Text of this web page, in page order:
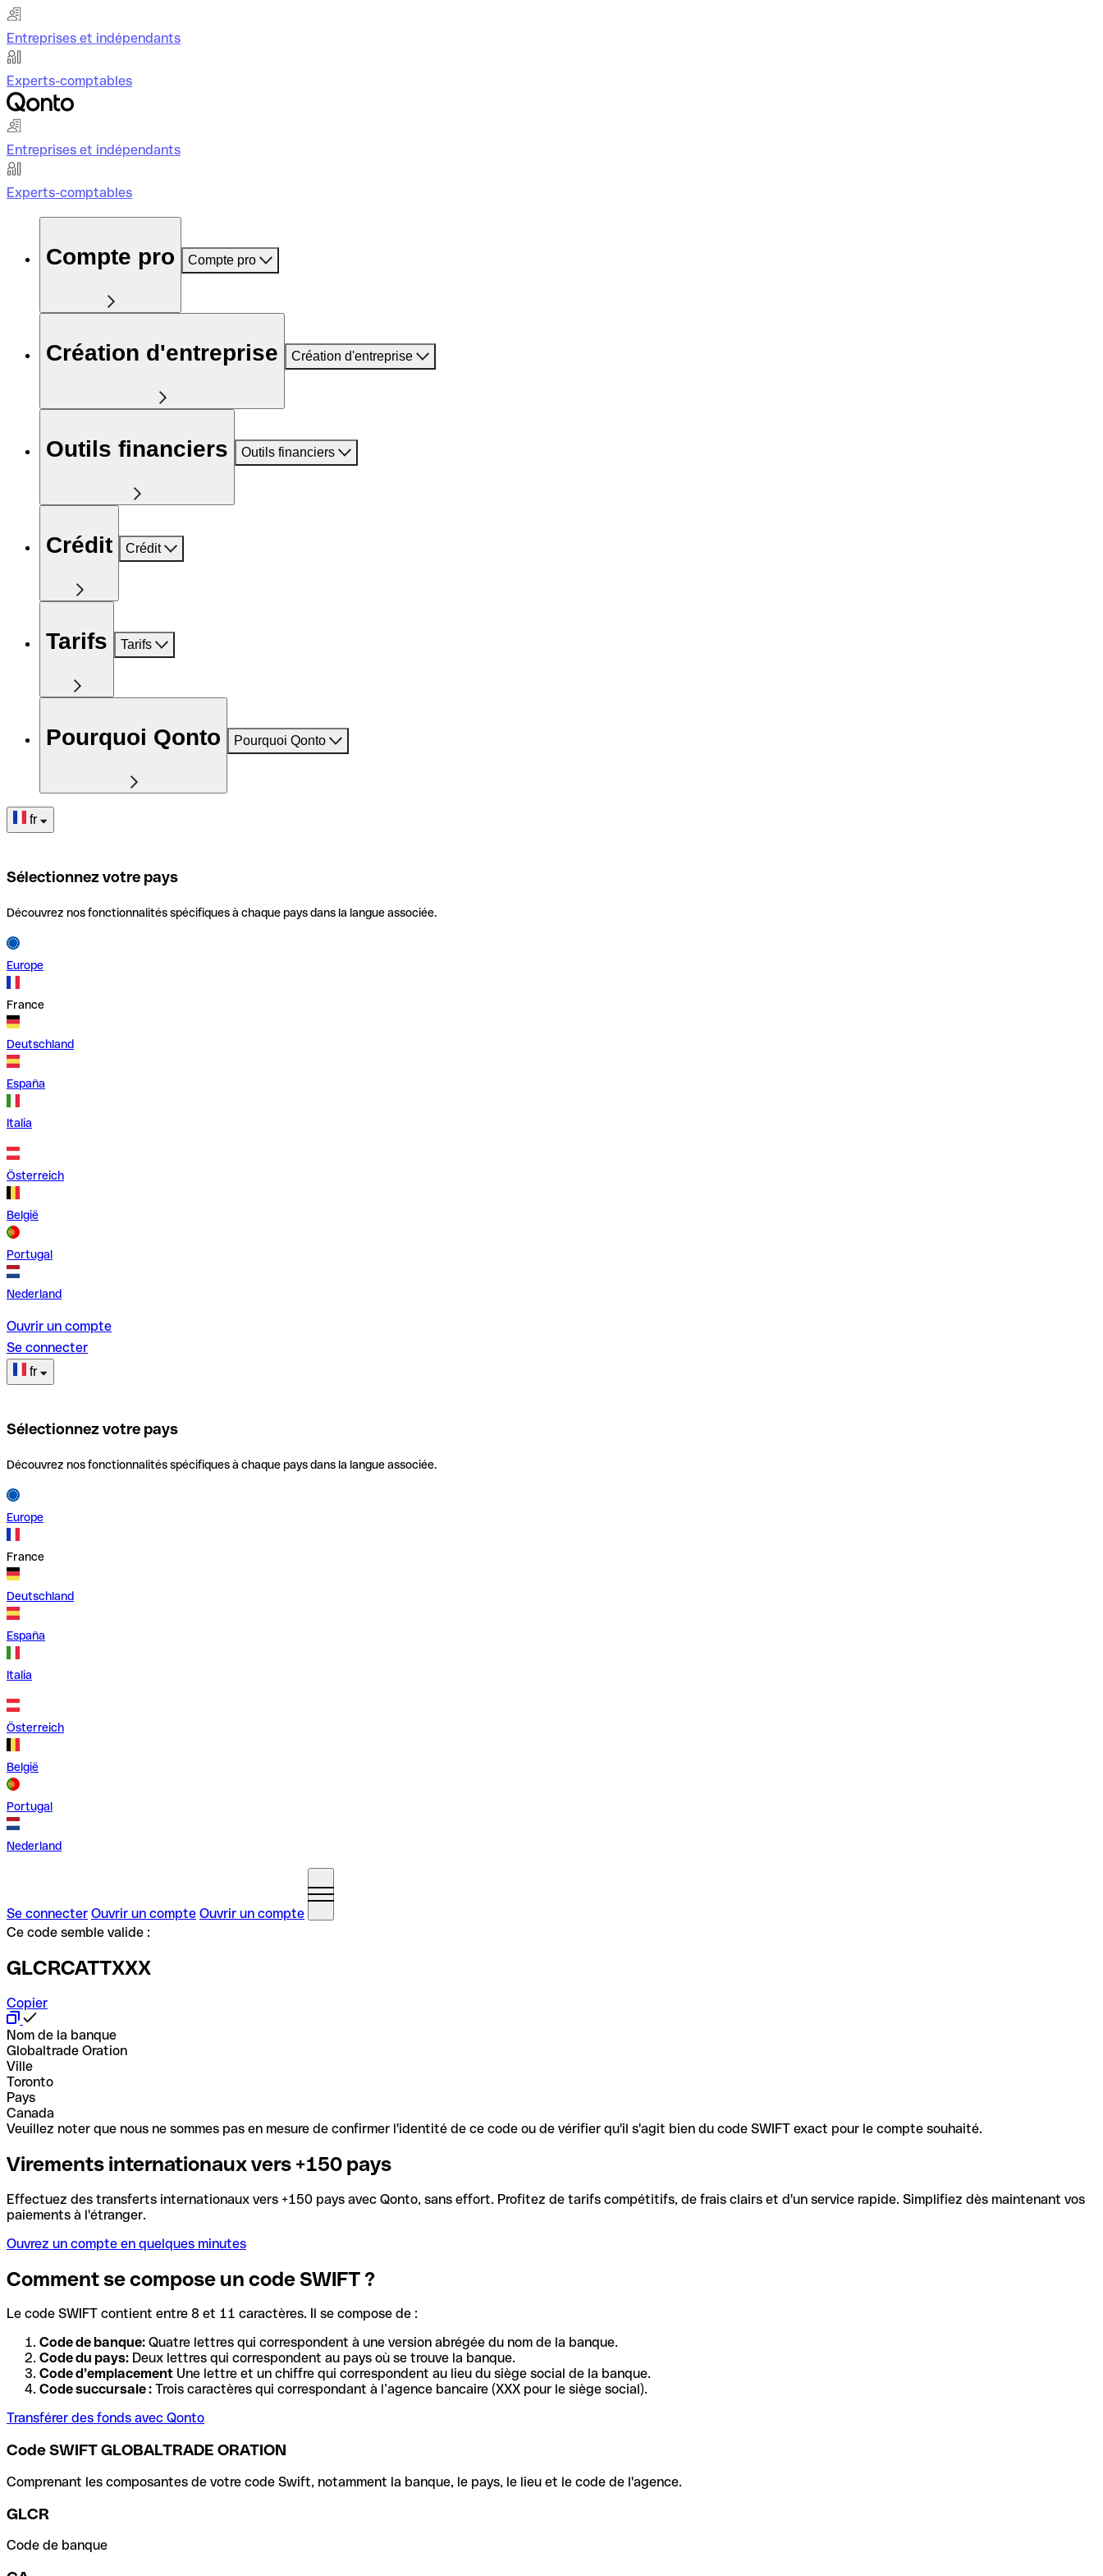
Entreprises et indépendants
Experts-comptables
Entreprises et indépendants
Experts-comptables
Compte pro Compte pro
Création d'entreprise Création d'entreprise
Outils financiers Outils financiers
Crédit Crédit
Tarifs Tarifs
Pourquoi Qonto Pourquoi Qonto
fr
Sélectionnez votre pays
Découvrez nos fonctionnalités spécifiques à chaque pays dans la langue associée.
Europe
France
Deutschland
España
Italia
Österreich
België
Portugal
Nederland
Ouvrir un compte
Se connecter
fr
Sélectionnez votre pays
Découvrez nos fonctionnalités spécifiques à chaque pays dans la langue associée.
Europe
France
Deutschland
España
Italia
Österreich
België
Portugal
Nederland
Se connecter Ouvrir un compte Ouvrir un compte
Ce code semble valide :
GLCRCATTXXX
Copier
Nom de la banque
Globaltrade Oration
Ville
Toronto
Pays
Canada
Veuillez noter que nous ne sommes pas en mesure de confirmer l'identité de ce code ou de vérifier qu'il s'agit bien du code SWIFT exact pour le compte souhaité.
Virements internationaux vers +150 pays
Effectuez des transferts internationaux vers +150 pays avec Qonto, sans effort. Profitez de tarifs compétitifs, de frais clairs et d'un service rapide. Simplifiez dès maintenant vos
paiements à l'étranger.
Ouvrez un compte en quelques minutes
Comment se compose un code SWIFT ?
Le code SWIFT contient entre 8 et 11 caractères. Il se compose de :
Code de banque: Quatre lettres qui correspondent à une version abrégée du nom de la banque.
Code du pays: Deux lettres qui correspondent au pays où se trouve la banque.
Code d’emplacement Une lettre et un chiffre qui correspondent au lieu du siège social de la banque.
Code succursale : Trois caractères qui correspondant à l’agence bancaire (XXX pour le siège social).
Transférer des fonds avec Qonto
Code SWIFT GLOBALTRADE ORATION
Comprenant les composantes de votre code Swift, notamment la banque, le pays, le lieu et le code de l'agence.
GLCR
Code de banque